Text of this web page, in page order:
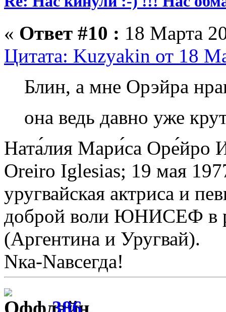
« Ответ #10 : 18 Марта
Цитата: Kuzyakin от 18
Блин, а мне Орэйра
она ведь давно уже
Ната́лия Мари́са Оре́йро
Oreiro Iglesias; 19 мая
уругвайская актриса и
доброй воли ЮНИСЕФ в
(Аргентина и Уругвай).
Nка-Nавсегда!